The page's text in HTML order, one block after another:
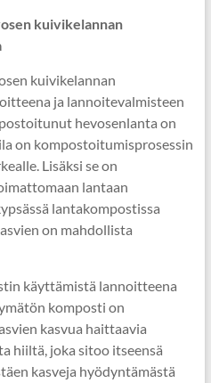
kuivikelannan
kuivikelannan
ja lannoitevalmisteen
hevosenlanta on
on kompostoitumisprosessin
Lisäksi se on
lantaan
lantakompostissa
on mahdollista
käyttämistä lannoitteena
komposti on
kasvua haittaavia
hiiltä, joka sitoo itseensä
kasveja hyödyntämästä